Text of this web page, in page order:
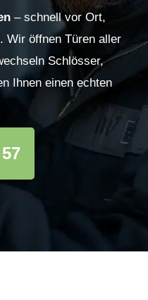
– schnell vor Ort,
Wir öffnen Türen aller
Schlösser,
Ihnen einen echten